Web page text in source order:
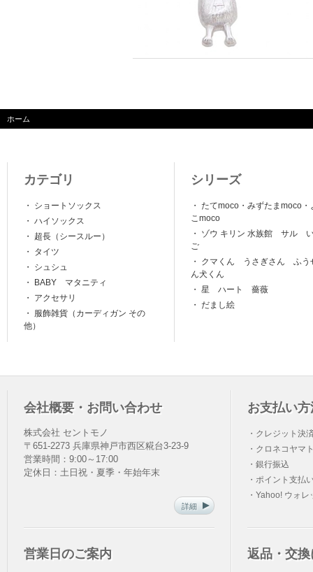
ホーム
カテゴリ
・
ショートソックス
・ ハイソックス
・
超長（シースルー）
・
タイツ
・
シュシュ
・
BABY マタニティ
・
アクセサリ
・
服飾雑貨（カーディガン その
他）
シリーズ
・ たてmoco・みずたまmoco・
こmoco
・
ゾウ キリン 水族館 サル
ご
・
クマくん うさぎさん ふう
ん犬くん
・ 星 ハート 薔薇
・ だまし絵
会社概要・お問い合わせ
株式会社 セントモノ
〒651-2273 兵庫県神戸市西区糀台3-23-9
営業時間：9:00～17:00
定休日：土日祝・夏季・年始年末
詳細
営業日のご案内
お支払い方
・クレジット決
・クロネコヤマ
・銀行振込
・ポイント支払
・Yahoo! ウォレ
返品・交